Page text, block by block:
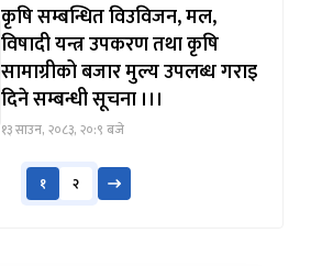
कृषि सम्बन्धित विउविजन, मल,
विषादी यन्त्र उपकरण तथा कृषि
सामाग्रीको बजार मुल्य उपलब्ध गराइ
दिने सम्बन्धी सूचना ।।।
१३ साउन, २०८३, २०:९ बजे
१ २